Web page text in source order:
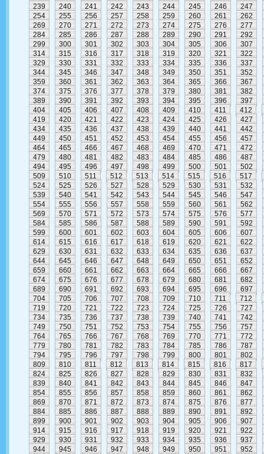
239
240 241 242 243 244 245 246
247
254
255 256 257 258 259 260 261
262
269
270 271 272 273 274 275 276
277
284
285 286 287 288 289 290 291
292
299
300 301 302 303 304 305 306
307
314
315 316 317 318 319 320 321
322
329
330 331 332 333 334 335 336
337
344
345 346 347 348 349 350 351
352
359
360 361 362 363 364 365 366
367
374
375 376 377 378 379 380 381
382
389
390 391 392 393 394 395 396
397
404
405 406 407 408 409 410 411
412
419
420 421 422 423 424 425 426
427
434
435 436 437 438 439 440 441
442
449
450 451 452 453 454 455 456
457
464
465 466 467 468 469 470 471
472
479
480 481 482 483 484 485 486
487
494
495 496 497 498 499 500 501
502
509
510 511 512 513 514 515 516
517
524
525 526 527 528 529 530 531
532
539
540 541 542 543 544 545 546
547
554
555 556 557 558 559 560 561
562
569
570 571 572 573 574 575 576
577
584
585 586 587 588 589 590 591
592
599
600 601 602 603 604 605 606
607
614
615 616 617 618 619 620 621
622
629
630 631 632 633 634 635 636
637
644
645 646 647 648 649 650 651
652
659
660 661 662 663 664 665 666
667
674
675 676 677 678 679 680 681
682
689
690 691 692 693 694 695 696
697
704
705 706 707 708 709 710 711
712
719
720 721 722 723 724 725 726
727
734
735 736 737 738 739 740 741
742
749
750 751 752 753 754 755 756
757
764
765 766 767 768 769 770 771
772
779
780 781 782 783 784 785 786
787
794
795 796 797 798 799 800 801
802
809
810 811 812 813 814 815 816
817
824
825 826 827 828 829 830 831
832
839
840 841 842 843 844 845 846
847
854
855 856 857 858 859 860 861
862
869
870 871 872 873 874 875 876
877
884
885 886 887 888 889 890 891
892
899
900 901 902 903 904 905 906
907
914
915 916 917 918 919 920 921
922
929
930 931 932 933 934 935 936
937
944
945 946 947 948 949 950 951
952